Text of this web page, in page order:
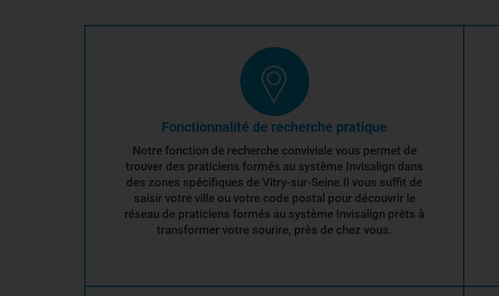
Fonctionnalité de recherche pratique
Notre fonction de recherche conviviale vous permet de
trouver des praticiens formés au système Invisalign dans
des zones spécifiques de Vitry-sur-Seine.Il vous suffit de
saisir votre ville ou votre code postal pour découvrir le
réseau de praticiens formés au système Invisalign prêts à
transformer votre sourire, près de chez vous.